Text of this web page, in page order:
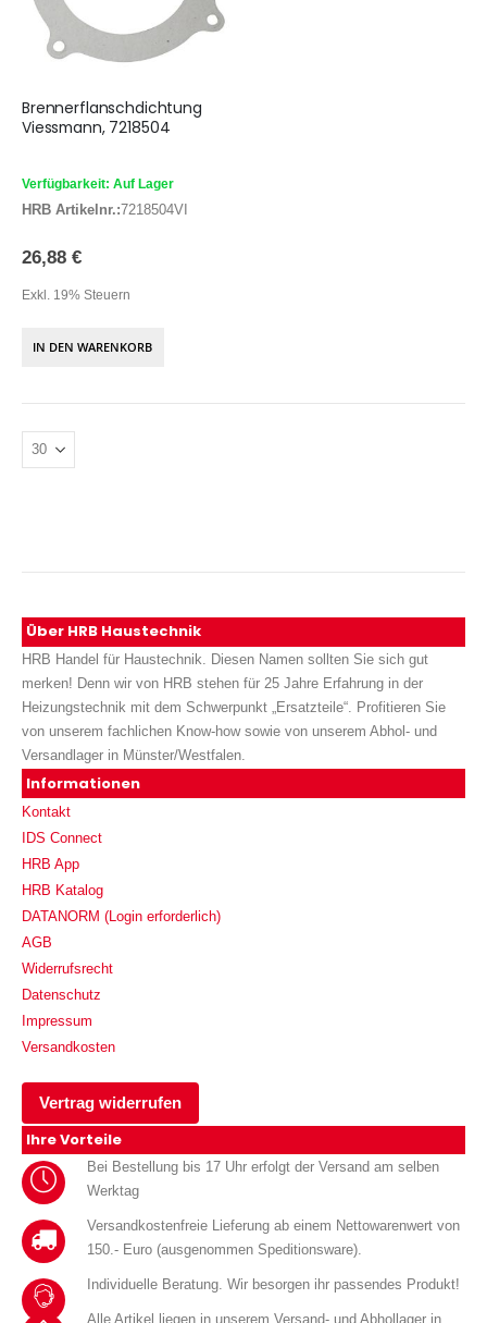
Brennerflanschdichtung
Viessmann, 7218504
Verfügbarkeit: Auf Lager
HRB Artikelnr.:7218504VI
26,88 €
Exkl. 19% Steuern
IN DEN WARENKORB
Über HRB Haustechnik
HRB Handel für Haustechnik. Diesen Namen sollten Sie sich gut
merken! Denn wir von HRB stehen für 25 Jahre Erfahrung in der
Heizungstechnik mit dem Schwerpunkt „Ersatzteile“. Profitieren Sie
von unserem fachlichen Know-how sowie von unserem Abhol- und
Versandlager in Münster/Westfalen.
Informationen
Kontakt
IDS Connect
HRB App
HRB Katalog
DATANORM (Login erforderlich)
AGB
Widerrufsrecht
Datenschutz
Impressum
Versandkosten
Vertrag widerrufen
Ihre Vorteile
Bei Bestellung bis 17 Uhr erfolgt der Versand am selben
Werktag
Versandkostenfreie Lieferung ab einem Nettowarenwert von
150.- Euro (ausgenommen Speditionsware).
Individuelle Beratung. Wir besorgen ihr passendes Produkt!
Alle Artikel liegen in unserem Versand- und Abhollager in